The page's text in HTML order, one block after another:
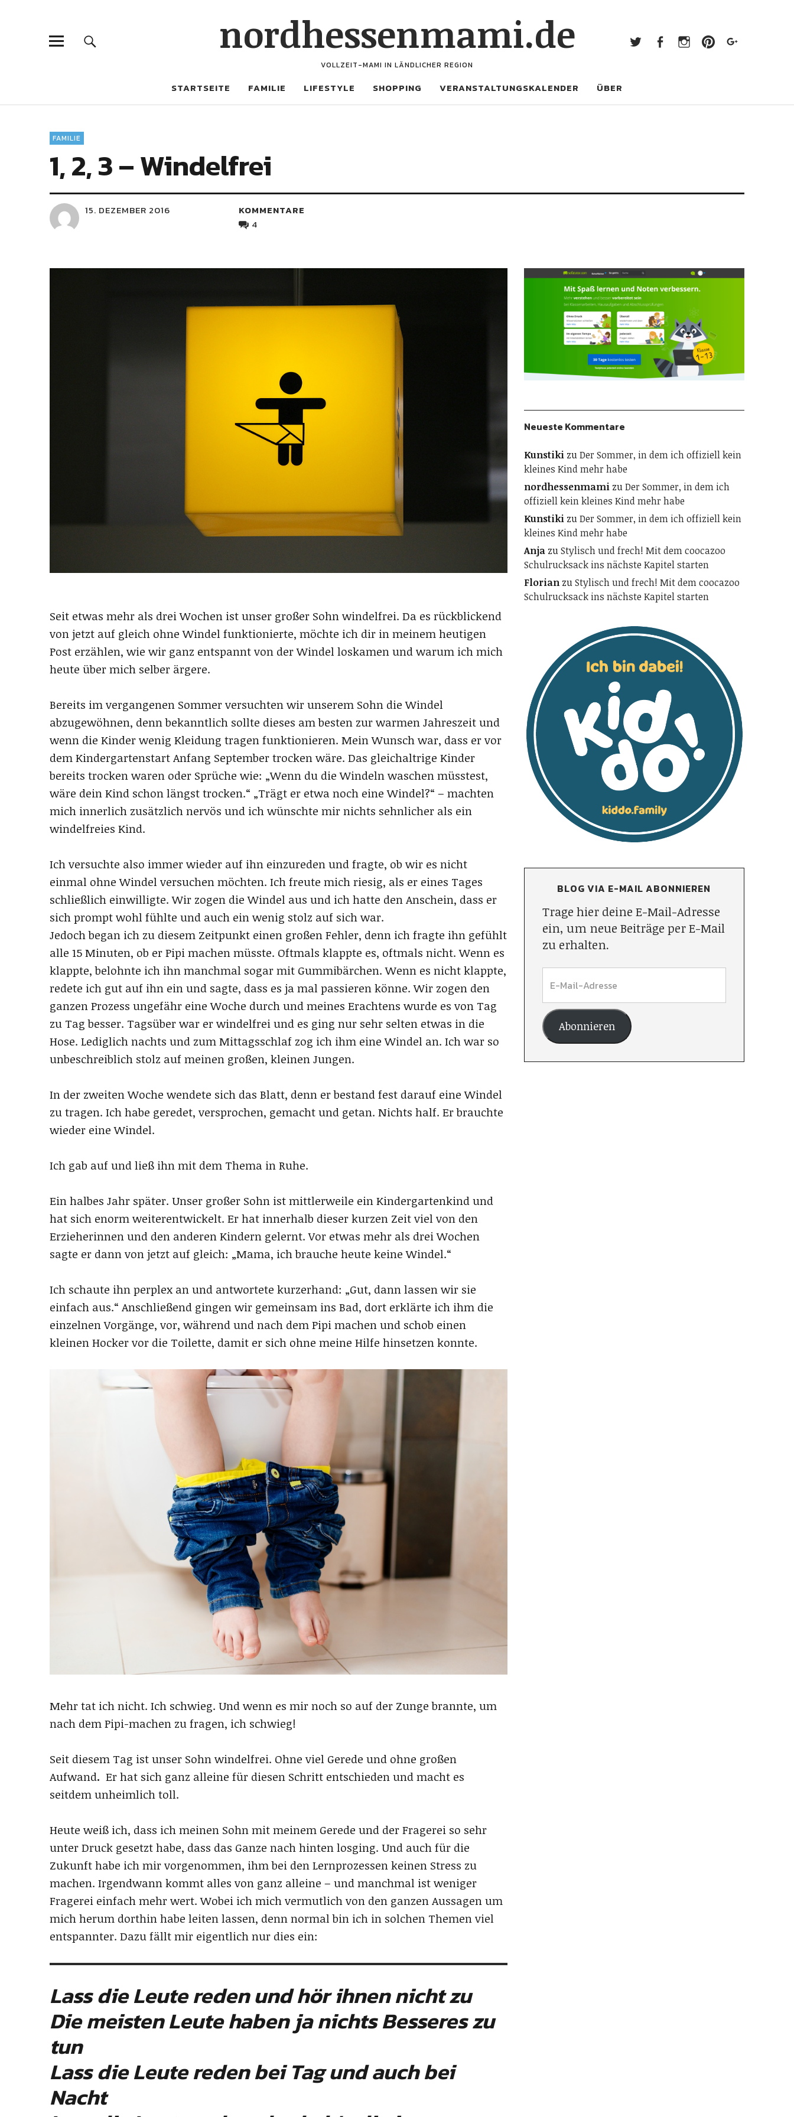
nordhessenmami.de
VOLLZEIT-MAMI IN LÄNDLICHER REGION
STARTSEITE FAMILIE LIFESTYLE SHOPPING VERANSTALTUNGSKALENDER ÜBER
FAMILIE
1, 2, 3 – Windelfrei
15. DEZEMBER 2016
KOMMENTARE
4
Seit etwas mehr als drei Wochen ist unser großer Sohn windelfrei. Da es rückblickend
von jetzt auf gleich ohne Windel funktionierte, möchte ich dir in meinem heutigen
Post erzählen, wie wir ganz entspannt von der Windel loskamen und warum ich mich
heute über mich selber ärgere.
Bereits im vergangenen Sommer versuchten wir unserem Sohn die Windel
abzugewöhnen, denn bekanntlich sollte dieses am besten zur warmen Jahreszeit und
wenn die Kinder wenig Kleidung tragen funktionieren. Mein Wunsch war, dass er vor
dem Kindergartenstart Anfang September trocken wäre. Das gleichaltrige Kinder
bereits trocken waren oder Sprüche wie: „Wenn du die Windeln waschen müsstest,
wäre dein Kind schon längst trocken.“ „Trägt er etwa noch eine Windel?“ – machten
mich innerlich zusätzlich nervös und ich wünschte mir nichts sehnlicher als ein
windelfreies Kind.
Ich versuchte also immer wieder auf ihn einzureden und fragte, ob wir es nicht
einmal ohne Windel versuchen möchten. Ich freute mich riesig, als er eines Tages
schließlich einwilligte. Wir zogen die Windel aus und ich hatte den Anschein, dass er
sich prompt wohl fühlte und auch ein wenig stolz auf sich war.
Jedoch began ich zu diesem Zeitpunkt einen großen Fehler, denn ich fragte ihn gefühlt
alle 15 Minuten, ob er Pipi machen müsste. Oftmals klappte es, oftmals nicht. Wenn es
klappte, belohnte ich ihn manchmal sogar mit Gummibärchen. Wenn es nicht klappte,
redete ich gut auf ihn ein und sagte, dass es ja mal passieren könne. Wir zogen den
ganzen Prozess ungefähr eine Woche durch und meines Erachtens wurde es von Tag
zu Tag besser. Tagsüber war er windelfrei und es ging nur sehr selten etwas in die
Hose. Lediglich nachts und zum Mittagsschlaf zog ich ihm eine Windel an. Ich war so
unbeschreiblich stolz auf meinen großen, kleinen Jungen.
In der zweiten Woche wendete sich das Blatt, denn er bestand fest darauf eine Windel
zu tragen. Ich habe geredet, versprochen, gemacht und getan. Nichts half. Er brauchte
wieder eine Windel.
Ich gab auf und ließ ihn mit dem Thema in Ruhe.
Ein halbes Jahr später. Unser großer Sohn ist mittlerweile ein Kindergartenkind und
hat sich enorm weiterentwickelt. Er hat innerhalb dieser kurzen Zeit viel von den
Erzieherinnen und den anderen Kindern gelernt. Vor etwas mehr als drei Wochen
sagte er dann von jetzt auf gleich: „Mama, ich brauche heute keine Windel.“
Ich schaute ihn perplex an und antwortete kurzerhand: „Gut, dann lassen wir sie
einfach aus.“ Anschließend gingen wir gemeinsam ins Bad, dort erklärte ich ihm die
einzelnen Vorgänge, vor, während und nach dem Pipi machen und schob einen
kleinen Hocker vor die Toilette, damit er sich ohne meine Hilfe hinsetzen konnte.
Mehr tat ich nicht. Ich schwieg. Und wenn es mir noch so auf der Zunge brannte, um
nach dem Pipi-machen zu fragen, ich schwieg!
Seit diesem Tag ist unser Sohn windelfrei. Ohne viel Gerede und ohne großen
Aufwand. Er hat sich ganz alleine für diesen Schritt entschieden und macht es
seitdem unheimlich toll.
Heute weiß ich, dass ich meinen Sohn mit meinem Gerede und der Fragerei so sehr
unter Druck gesetzt habe, dass das Ganze nach hinten losging. Und auch für die
Zukunft habe ich mir vorgenommen, ihm bei den Lernprozessen keinen Stress zu
machen. Irgendwann kommt alles von ganz alleine – und manchmal ist weniger
Fragerei einfach mehr wert. Wobei ich mich vermutlich von den ganzen Aussagen um
mich herum dorthin habe leiten lassen, denn normal bin ich in solchen Themen viel
entspannter. Dazu fällt mir eigentlich nur dies ein:
Lass die Leute reden und hör ihnen nicht zu
Die meisten Leute haben ja nichts Besseres zu
tun
Lass die Leute reden bei Tag und auch bei
Nacht
Neueste Kommentare
KunstikizuDer Sommer, in dem ich offiziell kein
kleines Kind mehr habe
nordhessenmamizuDer Sommer, in dem ich
offiziell kein kleines Kind mehr habe
KunstikizuDer Sommer, in dem ich offiziell kein
kleines Kind mehr habe
AnjazuStylisch und frech! Mit dem coocazoo
Schulrucksack ins nächste Kapitel starten
FlorianzuStylisch und frech! Mit dem coocazoo
Schulrucksack ins nächste Kapitel starten
BLOG VIA E-MAIL ABONNIEREN
Trage hier deine E-Mail-Adresse
ein, um neue Beiträge per E-Mail
zu erhalten.
Abonnieren